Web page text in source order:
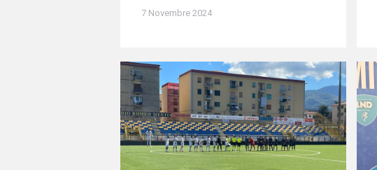
7 Novembre 2024